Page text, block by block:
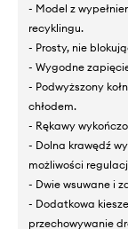
- Model z
recyklingu.
- Prosty, nie
- Wygodne
- Podwyższony
chłodem.
- Rękawy
- Dolna krawędź
możliwości
- Dwie wsuwane i
- Dodatkowa
przechowywanie